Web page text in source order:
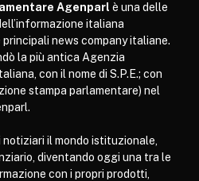
Agenparl è una delle
italiana
news company italiane.
la più antica Agenzia
con il nome di S.P.E.; con
stampa parlamentare) nel
il mondo istituzionale,
diventando oggi una tra le
con i propri prodotti,